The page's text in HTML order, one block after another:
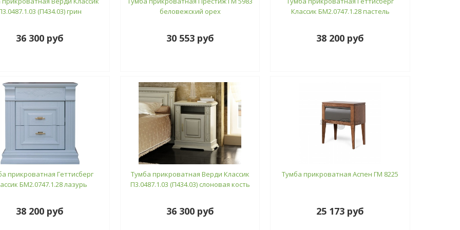
(П434.03) грин
36 300 руб
беловежский орех
30 553 руб
Классик БМ2.0747.1.28 пастель
38 200 руб
прикроватная Геттисберг
БМ2.0747.1.28 лазурь
38 200 руб
Тумба прикроватная Верди Классик
П3.0487.1.03 (П434.03) слоновая кость
36 300 руб
Тумба прикроватная Аспен ГМ 8225
25 173 руб